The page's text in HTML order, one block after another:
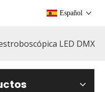
Español
LED DMX